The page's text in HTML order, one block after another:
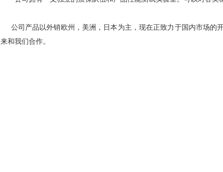
公司产品以外销欧州，美洲，日本为主，现在正致力于国内市场的
来和我们合作。